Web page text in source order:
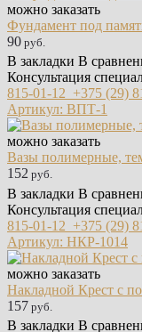
можно заказать
Фундамент под
90 руб.
В закладки В
Консультация
815-01-12 +375 (29)
Артикул: ВПТ-1
можно заказать
Вазы полимерные,
152 руб.
В закладки В
Консультация
815-01-12 +375 (29)
Артикул: НКР-1014
можно заказать
Накладной Крест с
157 руб.
В закладки В